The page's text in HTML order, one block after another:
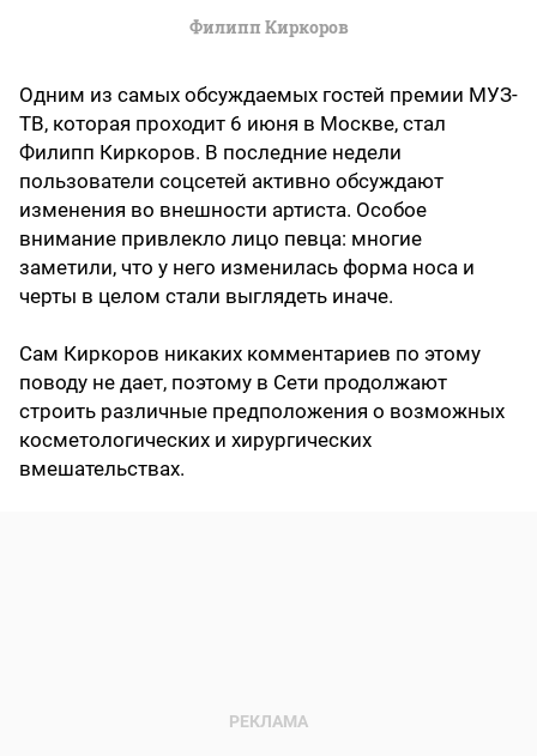
Филипп Киркоров
Одним из самых обсуждаемых гостей премии МУЗ-
ТВ, которая проходит 6 июня в Москве, стал
Филипп Киркоров. В последние недели
пользователи соцсетей активно обсуждают
изменения во внешности артиста. Особое
внимание привлекло лицо певца: многие
заметили, что у него изменилась форма носа и
черты в целом стали выглядеть иначе.
Сам Киркоров никаких комментариев по этому
поводу не дает, поэтому в Сети продолжают
строить различные предположения о возможных
косметологических и хирургических
вмешательствах.